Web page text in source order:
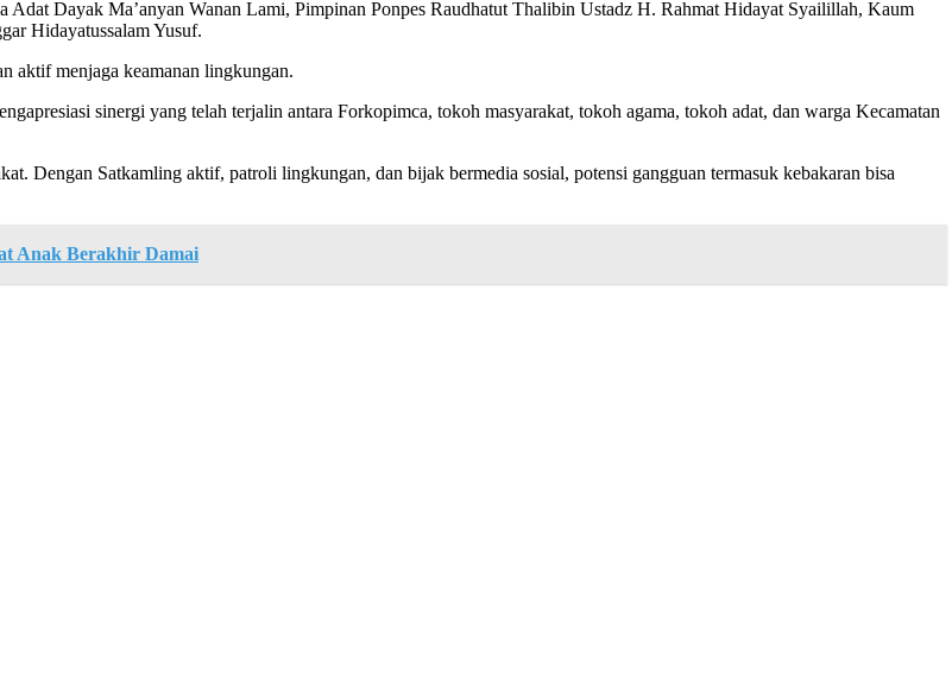
Dayak Ma’anyan Wanan Lami, Pimpinan Ponpes Raudhatut Thalibin Ustadz H. Rahmat Hidayat Syailillah, Kaum
Hidayatussalam Yusuf.
aktif menjaga keamanan lingkungan.
sinergi yang telah terjalin antara Forkopimca, tokoh masyarakat, tokoh agama, tokoh adat, dan warga Kecamatan
Dengan Satkamling aktif, patroli lingkungan, dan bijak bermedia sosial, potensi gangguan termasuk kebakaran bisa
Anak Berakhir Damai